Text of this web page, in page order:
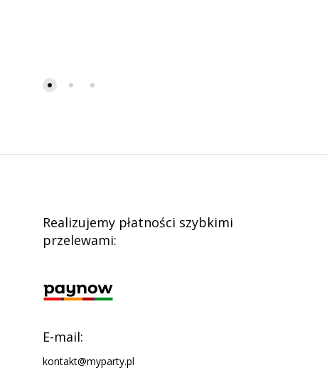
Realizujemy płatności szybkimi
przelewami:
E-mail:
kontakt@myparty.pl